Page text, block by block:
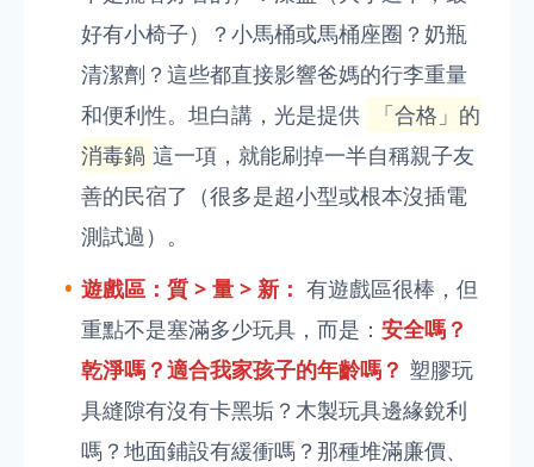
好有小椅子）？小馬桶或馬桶座圈？奶瓶
清潔劑？這些都直接影響爸媽的行李重量
和便利性。坦白講，光是提供
「合格」的
消毒鍋 這一項，就能刷掉一半自稱親子友
善的民宿了（很多是超小型或根本沒插電
測試過）。
遊戲區：質 > 量 > 新： 有遊戲區很棒，但
重點不是塞滿多少玩具，而是： 安全嗎？
乾淨嗎？適合我家孩子的年齡嗎？ 塑膠玩
具縫隙有沒有卡黑垢？木製玩具邊緣銳利
嗎？地面鋪設有緩衝嗎？那種堆滿廉價、